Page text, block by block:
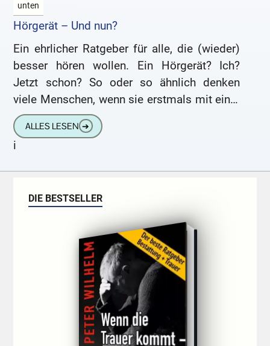
unten
Hörgerät – Und nun?
Ein ehrlicher Ratgeber für alle, die (wieder)
besser hören wollen. Ein Hörgerät? Ich?
Jetzt schon? So oder so ähnlich denken
viele Menschen, wenn sie erstmals mit einer
Schwerhörigkeit konfrontiert werden.
ALLES LESEN ➔
i
DIE BESTSELLER